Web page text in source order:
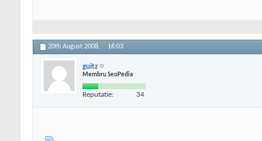
20th August 2008, 16:03
guitz
Membru SeoPedia
Reputatie: 34